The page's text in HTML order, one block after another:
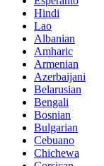
Hindi
Lao
Albanian
Amharic
Armenian
Azerbaijani
Belarusian
Bengali
Bosnian
Bulgarian
Cebuano
Chichewa